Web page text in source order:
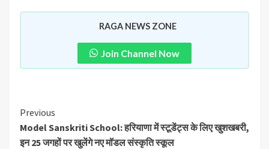
RAGA NEWS ZONE
Join Channel Now
Previous
Model Sanskriti School: हरियाणा में स्टूडेंट्स के लिए खुशखबरी,
इन 25 जगहों पर खुलेंगे नए मॉडल संस्कृति स्कूल